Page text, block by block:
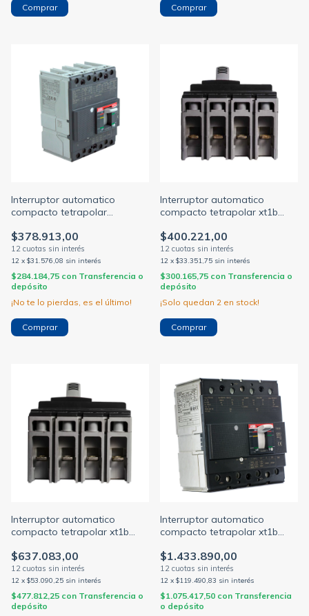
Interruptor automatico
compacto tetrapolar
$378.913,00
12 x $31.576,08 sin interés
$284.184,75 con Transferencia o
depósito
¡No te lo pierdas, es el último!
Interruptor automatico
compacto tetrapolar xt1b
70-100a (ABB)
$400.221,00
12 x $33.351,75 sin interés
$300.165,75 con Transferencia o
depósito
¡Solo quedan 2 en stock!
Interruptor automatico
compacto tetrapolar xt1b
112-160a (ABB)
$637.083,00
12 x $53.090,25 sin interés
$477.812,25 con Transferencia o
depósito
Interruptor automatico
compacto tetrapolar xt1b
140-200a (ABB)
$1.433.890,00
12 x $119.490,83 sin interés
$1.075.417,50 con Transferencia
o depósito